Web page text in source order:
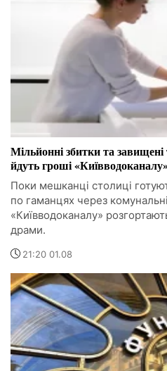
Мільйонні збитки та
йдуть гроші
Поки мешканці столиці
по гаманцях через
«Київводоканалу»
драми.
21:20 01.08